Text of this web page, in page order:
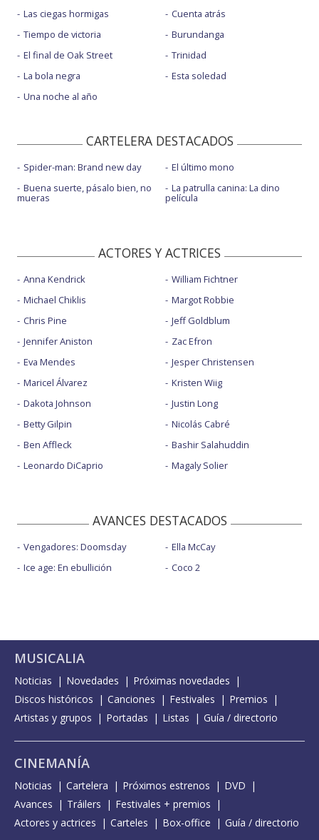
Las ciegas hormigas
Tiempo de victoria
El final de Oak Street
La bola negra
Una noche al año
Cuenta atrás
Burundanga
Trinidad
Esta soledad
CARTELERA DESTACADOS
Spider-man: Brand new day
Buena suerte, pásalo bien, no
mueras
El último mono
La patrulla canina: La dino
película
ACTORES Y ACTRICES
Anna Kendrick
Michael Chiklis
Chris Pine
Jennifer Aniston
Eva Mendes
Maricel Álvarez
Dakota Johnson
Betty Gilpin
Ben Affleck
Leonardo DiCaprio
William Fichtner
Margot Robbie
Jeff Goldblum
Zac Efron
Jesper Christensen
Kristen Wiig
Justin Long
Nicolás Cabré
Bashir Salahuddin
Magaly Solier
AVANCES DESTACADOS
Vengadores: Doomsday
Ice age: En ebullición
Ella McCay
Coco 2
MUSICALIA
Noticias Novedades
Próximas novedades
Discos históricos
Canciones Festivales
Premios
Artistas y grupos
Portadas Listas Guía / directorio
CINEMANÍA
Noticias Cartelera Próximos estrenos
DVD
Avances
Tráilers
Festivales + premios
Actores y actrices
Carteles Box-office Guía / directorio